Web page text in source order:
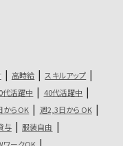
高時給
スキルアップ
代活躍中
40代活躍中
からOK
週2,3日からOK
与
服装自由